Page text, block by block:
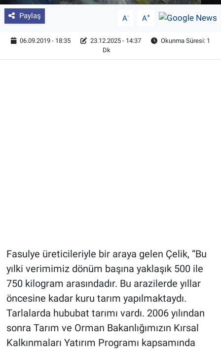
Paylaş A- A+
06.09.2019 - 18:35 23.12.2025 - 14:37
Okunma Süresi: 1
Dk
Fasulye üreticileriyle bir araya gelen Çelik, “Bu
yılki verimimiz dönüm başına yaklaşık 500 ile
750 kilogram arasındadır. Bu arazilerde yıllar
öncesine kadar kuru tarım yapılmaktaydı.
Tarlalarda hububat tarımı vardı. 2006 yılından
sonra Tarım ve Orman Bakanlığımızın Kırsal
Kalkınmaları Yatırım Programı kapsamında
Şeker ve Şekerli Mamüller
Tohum